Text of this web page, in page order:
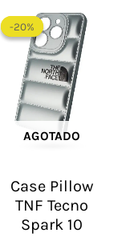
-20%
AGOTADO
-20%
Case Pillow
TNF Tecno
Spark 10
precio
original
era:
$ 60.000.